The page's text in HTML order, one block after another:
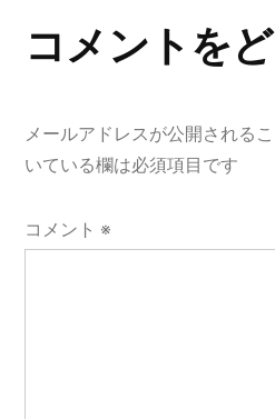
シ
ン
コメントを
メールアドレスが公開されるこ
いている欄は必須項目です
コメント ※